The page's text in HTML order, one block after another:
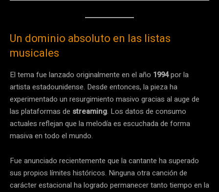
Un dominio absoluto en las listas
musicales
El tema fue lanzado originalmente en el año 1994por la
artista estadounidense. Desde entonces, la pieza ha
experimentado un resurgimiento masivo gracias al auge de
las plataformas de streaming. Los datos de consumo
actuales reflejan que la melodía es escuchada de forma
masiva en todo el mundo.
Fue anunciado recientemente que la cantante ha superado
sus propios límites históricos. Ninguna otra canción de
carácter estacional ha logrado permanecer tanto tiempo en la